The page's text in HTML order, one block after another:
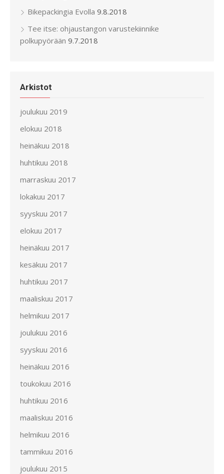
Bikepackingia Evolla 9.8.2018
Tee itse: ohjaustangon varustekiinnike
polkupyörään 9.7.2018
Arkistot
joulukuu 2019
elokuu 2018
heinäkuu 2018
huhtikuu 2018
marraskuu 2017
lokakuu 2017
syyskuu 2017
elokuu 2017
heinäkuu 2017
kesäkuu 2017
huhtikuu 2017
maaliskuu 2017
helmikuu 2017
joulukuu 2016
syyskuu 2016
heinäkuu 2016
toukokuu 2016
huhtikuu 2016
maaliskuu 2016
helmikuu 2016
tammikuu 2016
joulukuu 2015